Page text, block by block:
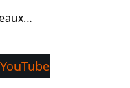
YouTube